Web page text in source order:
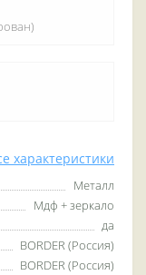
характеристики
Металл
Мдф + зеркало
да
BORDER (Россия)
BORDER (Россия)